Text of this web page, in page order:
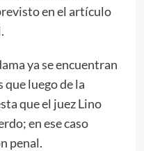
en el artículo
ya se encuentran
que luego de la
que el juez Lino
en ese caso
penal.